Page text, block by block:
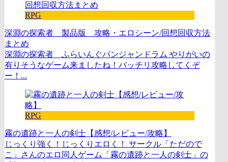
RPG
深淵の探索者 製品版 攻略・エロシーン/回想回収方法
まとめ
深淵の探索者 ふらいんぐパンジャンドラム やりがいの
有りそうなゲーム来ましたね！バッチリ攻略してくぞ
ー！...
RPG
霧の遺跡と一人の剣士【感想/レビュー/攻略】
じっくり強く！じっくりエロく！ サークル「ただので
こ」さんのエロ同人ゲーム「霧の遺跡と一人の剣士」の